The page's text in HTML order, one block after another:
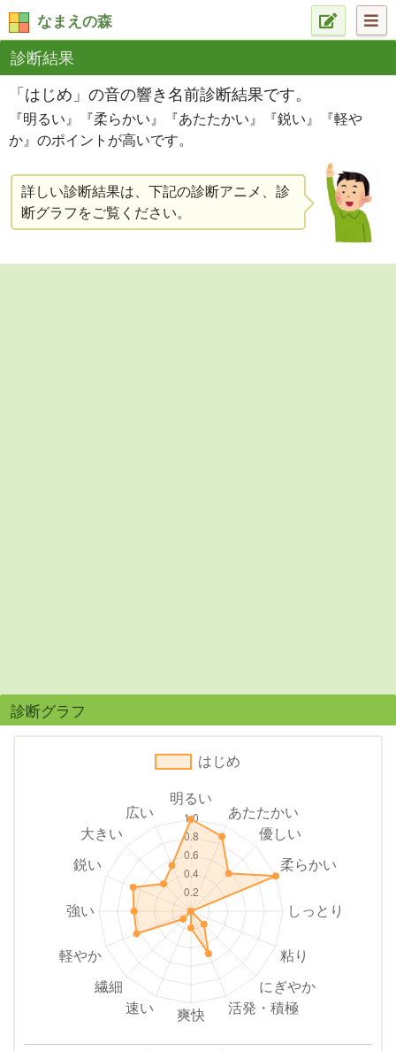
なまえの森
診断結果
「はじめ」の音の響き名前診断結果です。
『明るい』『柔らかい』『あたたかい』『鋭い』『軽や
か』のポイントが高いです。
詳しい診断結果は、下記の診断アニメ、診
断グラフをご覧ください。
診断グラフ